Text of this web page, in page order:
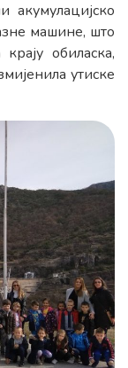
акумулацијско
машине, што
обиласка,
утиске